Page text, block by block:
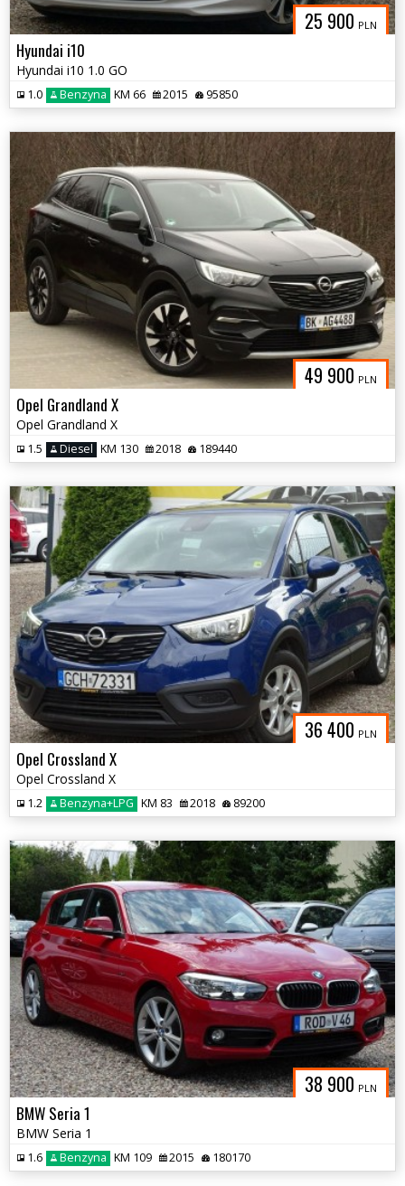
25 900 PLN
Hyundai i10
Hyundai i10 1.0 GO
1.0 Benzyna KM 66 2015 95850
49 900 PLN
Opel Grandland X
Opel Grandland X
1.5 Diesel KM 130 2018 189440
36 400 PLN
Opel Crossland X
Opel Crossland X
1.2 Benzyna+LPG KM 83 2018 89200
38 900 PLN
BMW Seria 1
BMW Seria 1
1.6 Benzyna KM 109 2015 180170